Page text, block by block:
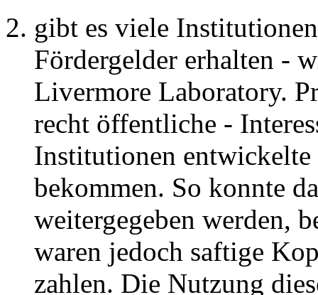
gibt es viele
Fördergelder erhalten -
Livermore Laboratory.
recht öffentliche -
Institutionen
bekommen. So konnte
weitergegeben werden,
waren jedoch saftige
zahlen. Die Nutzung